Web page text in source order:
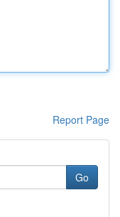
Report Page
Go